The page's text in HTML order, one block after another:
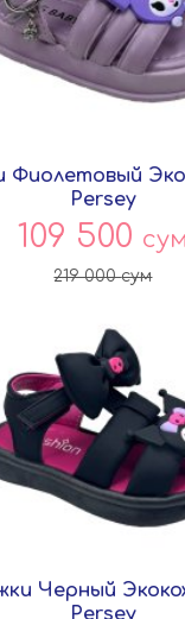
Фиолетовый
Persey
109 500 сум
219 000сум
Черный
Persey